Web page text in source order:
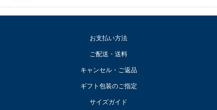
お支払い方法
ご配送・送料
キャンセル・ご返品
ギフト包装のご指定
サイズガイド